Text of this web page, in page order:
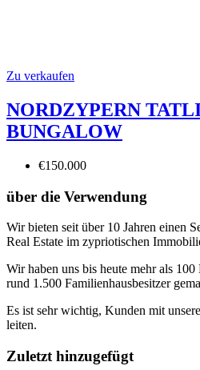
Zu verkaufen
NORDZYPERN
BUNGALOW
€150.000
über die Verwendung
Wir bieten seit über 10 Jahren einen
Real Estate im zypriotischen
Wir haben uns bis heute mehr als 100
rund 1.500 Familienhausbesitzer
Es ist sehr wichtig, Kunden mit
leiten.
Zuletzt hinzugefügt